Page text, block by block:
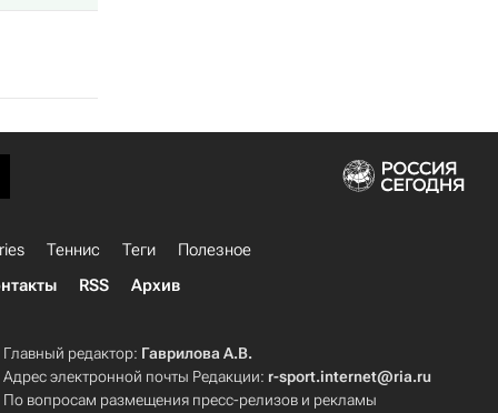
Теннис Теги
Полезное
RSS Архив
Главный редактор: Гаврилова А.В.
Адрес электронной почты Редакции: r-sport.internet@ria.ru
По вопросам размещения пресс-релизов и рекламы